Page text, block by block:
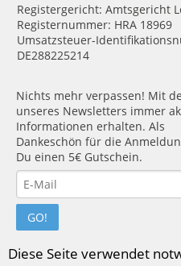
Registergericht: Amtsgericht
Registernummer: HRA 18969
Umsatzsteuer-
DE288225214
Nichts mehr verpassen! Mit
unseres Newsletters immer
Informationen erhalten. Als
Dankeschön für die
Du einen 5€ Gutschein.
GO!
Diese Seite verwendet